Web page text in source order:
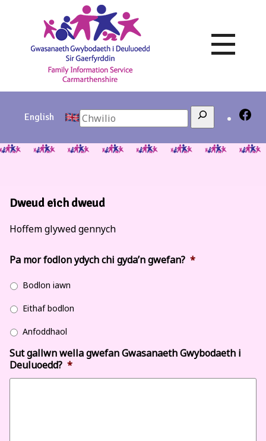
English Search
Dweud eich dweud
Hoffem glywed gennych
Pa mor fodlon ydych chi gyda’n gwefan? *
Bodlon iawn
Eithaf bodlon
Anfoddhaol
Sut gallwn wella gwefan Gwasanaeth Gwybodaeth i
Deuluoedd? *